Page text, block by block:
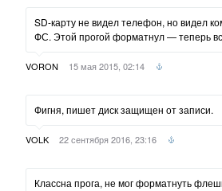
SD-карту не видел телефон, но видел
ФС. Этой прогой форматнул — теперь
VORON 15 мая 2015, 02:14
Фигня, пишет диск защищен от записи.
VOLK 22 сентября 2016, 23:16
Классна прога, не мог форматнуть